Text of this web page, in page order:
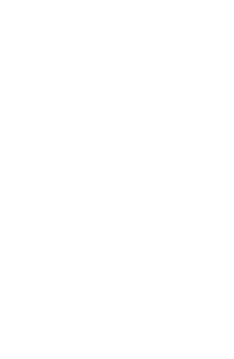
ist eine lang anhaltende
mit dem sich mühelos
kreieren lassen. Die
für ein angenehmes
zieht oder
dezent genug
geeignet. Au Naturel ist